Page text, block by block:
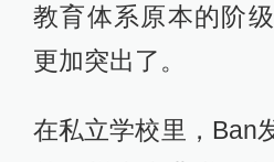
教育体系原本的阶
更加突出了。
在私立学校里，Ban